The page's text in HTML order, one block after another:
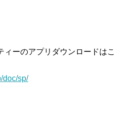
ーのアプリダウンロードはこ
doc/sp/